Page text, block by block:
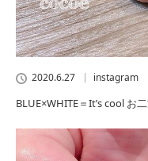
2020.6.27 instagram
BLUE×WHITE＝It’s cool お